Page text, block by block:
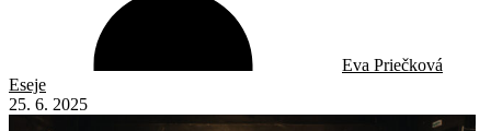
Eva Priečková
Eseje
25. 6. 2025